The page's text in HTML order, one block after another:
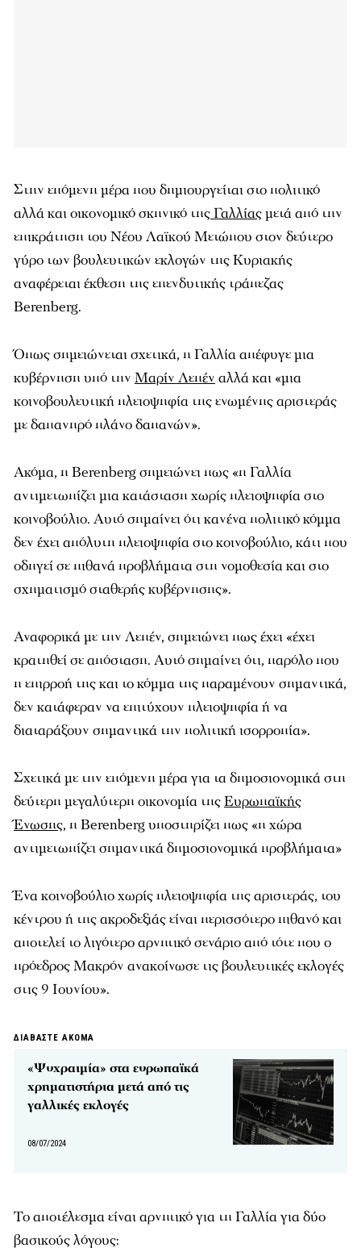
Στην επόμενη μέρα που δημιουργείται στο πολιτικό
αλλά και οικονομικό σκηνικό της Γαλλίαςμετά από την
επικράτηση του Νέου Λαϊκού Μετώπου στον δεύτερο
γύρο των βουλευτικών εκλογών της Κυριακής
αναφέρεται έκθεση της επενδυτικής τράπεζας
Berenberg.
Όπως σημειώνεται σχετικά, η Γαλλία απέφυγε μια
κυβέρνηση υπό την Μαρίν Λεπέν αλλά και «μια
κοινοβουλευτική πλειοψηφία της ενωμένης αριστεράς
με δαπανηρό πλάνο δαπανών».
Ακόμα, η Berenberg σημειώνει πως «η Γαλλία
αντιμετωπίζει μια κατάσταση χωρίς πλειοψηφία στο
κοινοβούλιο. Αυτό σημαίνει ότι κανένα πολιτικό κόμμα
δεν έχει απόλυτη πλειοψηφία στο κοινοβούλιο, κάτι που
οδηγεί σε πιθανά προβλήματα στη νομοθεσία και στο
σχηματισμό σταθερής κυβέρνησης».
Αναφορικά με την Λεπέν, σημειώνει πως έχει «έχει
κρατηθεί σε απόσταση. Αυτό σημαίνει ότι, παρόλο που
η επιρροή της και το κόμμα της παραμένουν σημαντικά,
δεν κατάφεραν να επιτύχουν πλειοψηφία ή να
διαταράξουν σημαντικά την πολιτική ισορροπία».
Σχετικά με την επόμενη μέρα για τα δημοσιονομικά στη
δεύτερη μεγαλύτερη οικονομία τηςΕυρωπαϊκής
Ένωσης, η Berenberg υποστηρίζει πως «η χώρα
αντιμετωπίζει σημαντικά δημοσιονομικά προβλήματα»
Ένα κοινοβούλιο χωρίς πλειοψηφία της αριστεράς, του
κέντρου ή της ακροδεξιάς είναι περισσότερο πιθανό και
αποτελεί το λιγότερο αρνητικό σενάριο από τότε που ο
πρόεδρος Μακρόν ανακοίνωσε τις βουλευτικές εκλογές
στις 9 Ιουνίου».
ΔΙΑΒΑΣΤΕ ΑΚΟΜΑ
«Ψυχραιμία» στα ευρωπαϊκά
χρηματιστήρια μετά από τις
γαλλικές εκλογές
08/07/2024
Το αποτέλεσμα είναι αρνητικό για τη Γαλλία για δύο
βασικούς λόγους: